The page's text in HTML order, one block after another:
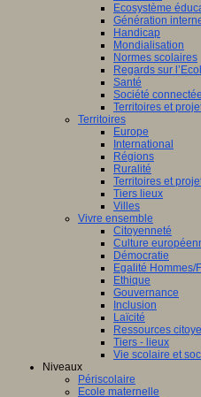
Ecosystème
Génération
Handicap
Mondialisation
Normes scolaires
Regards sur
Santé
Société connectée
Territoires et
Territoires
Europe
International
Régions
Ruralité
Territoires et
Tiers lieux
Villes
Vivre ensemble
Citoyenneté
Culture
Démocratie
Egalité Hommes/
Ethique
Gouvernance
Inclusion
Laïcité
Ressources
Tiers - lieux
Vie scolaire et
Niveaux
Périscolaire
Ecole maternelle